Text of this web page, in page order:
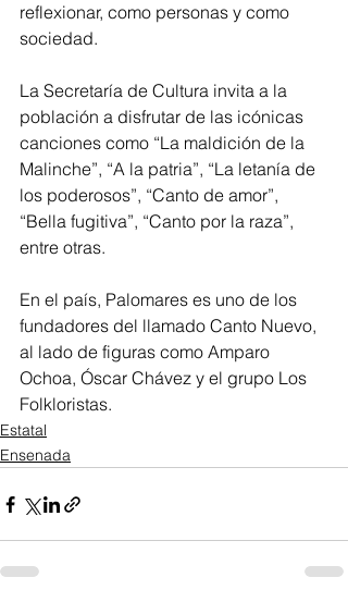
reflexionar, como personas y como
sociedad.
La Secretaría de Cultura invita a la
población a disfrutar de las icónicas
canciones como “La maldición de la
Malinche”, “A la patria”, “La letanía de
los poderosos”, “Canto de amor”,
“Bella fugitiva”, “Canto por la raza”,
entre otras.
En el país, Palomares es uno de los
fundadores del llamado Canto Nuevo,
al lado de figuras como Amparo
Ochoa, Óscar Chávez y el grupo Los
Folkloristas.
Estatal
Ensenada